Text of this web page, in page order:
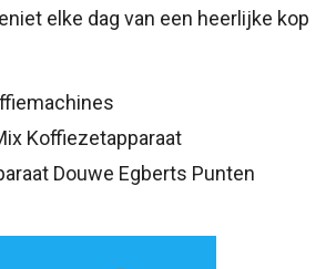
elke dag van een heerlijke kop
Koffiezetapparaat
Douwe Egberts Punten